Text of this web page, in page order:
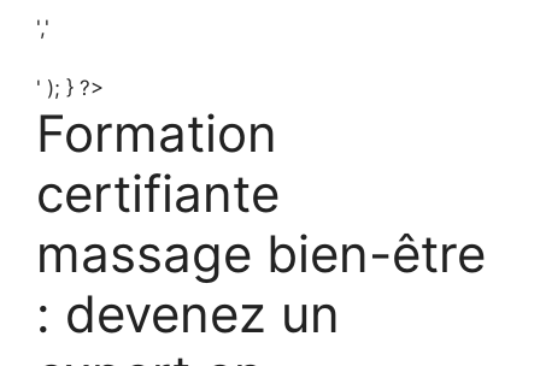
','
' ); } ?>
Formation
certifiante
massage bien-être
: devenez un